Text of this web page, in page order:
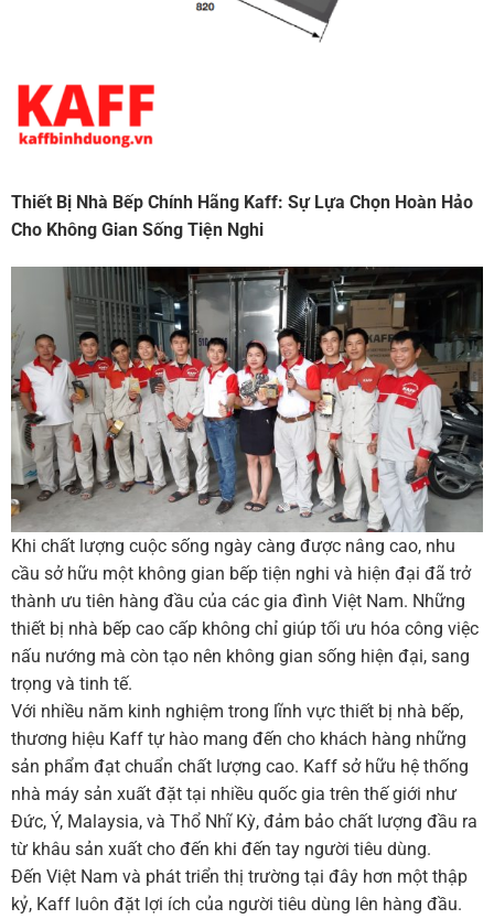
Thiết Bị Nhà Bếp Chính Hãng Kaff: Sự Lựa Chọn Hoàn Hảo
Cho Không Gian Sống Tiện Nghi
Khi chất lượng cuộc sống ngày càng được nâng cao, nhu
cầu sở hữu một không gian bếp tiện nghi và hiện đại đã trở
thành ưu tiên hàng đầu của các gia đình Việt Nam. Những
thiết bị nhà bếp cao cấp không chỉ giúp tối ưu hóa công việc
nấu nướng mà còn tạo nên không gian sống hiện đại, sang
trọng và tinh tế.
Với nhiều năm kinh nghiệm trong lĩnh vực thiết bị nhà bếp,
thương hiệu Kaff tự hào mang đến cho khách hàng những
sản phẩm đạt chuẩn chất lượng cao. Kaff sở hữu hệ thống
nhà máy sản xuất đặt tại nhiều quốc gia trên thế giới như
Đức, Ý, Malaysia, và Thổ Nhĩ Kỳ, đảm bảo chất lượng đầu ra
từ khâu sản xuất cho đến khi đến tay người tiêu dùng.
Đến Việt Nam và phát triển thị trường tại đây hơn một thập
kỷ, Kaff luôn đặt lợi ích của người tiêu dùng lên hàng đầu.